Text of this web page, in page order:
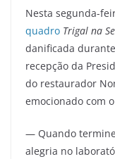
Nesta segunda-
quadro Trigal na
danificada
recepção da
do restaurador
emocionado com
— Quando
alegria no